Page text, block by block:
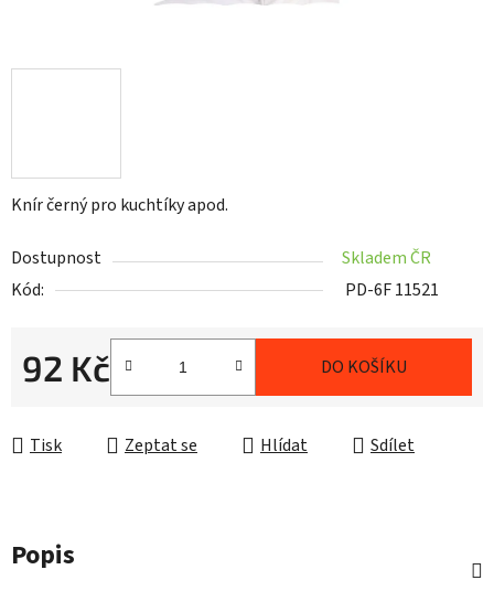
Knír černý pro kuchtíky apod.
Dostupnost
Skladem ČR
Kód:
PD-6F 11521
92 Kč DO KOŠÍKU
Tisk Zeptat se Hlídat Sdílet
Popis